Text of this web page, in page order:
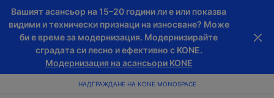
Вашият асансьор на 15–20 години ли е или показва
видими и технически признаци на износване? Може
би е време за модернизация. Модернизирайте
сградата си лесно и ефективно с KONE.
Модернизация на асансьори KONE
НАДГРАЖДАНЕ НА KONE MONOSPACE